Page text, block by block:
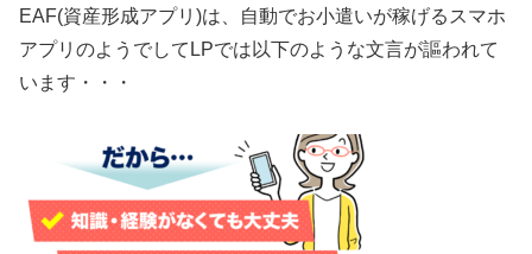
EAF(資産形成アプリ)は、自動でお小遣いが稼げるスマホ
アプリのようでしてLPでは以下のような文言が謳われて
います・・・